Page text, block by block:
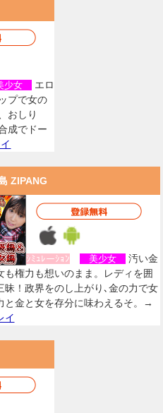
少女
エロ
プで女の
おしり
成でドー
ZIPANG
ｼﾐｭﾚーｼｮﾝ 美少女
汚い金
も権力も想いのまま。レディを囲
昧！政界をのし上がり､金の力で女
と金と女を存分に味わえるそ。→
イ